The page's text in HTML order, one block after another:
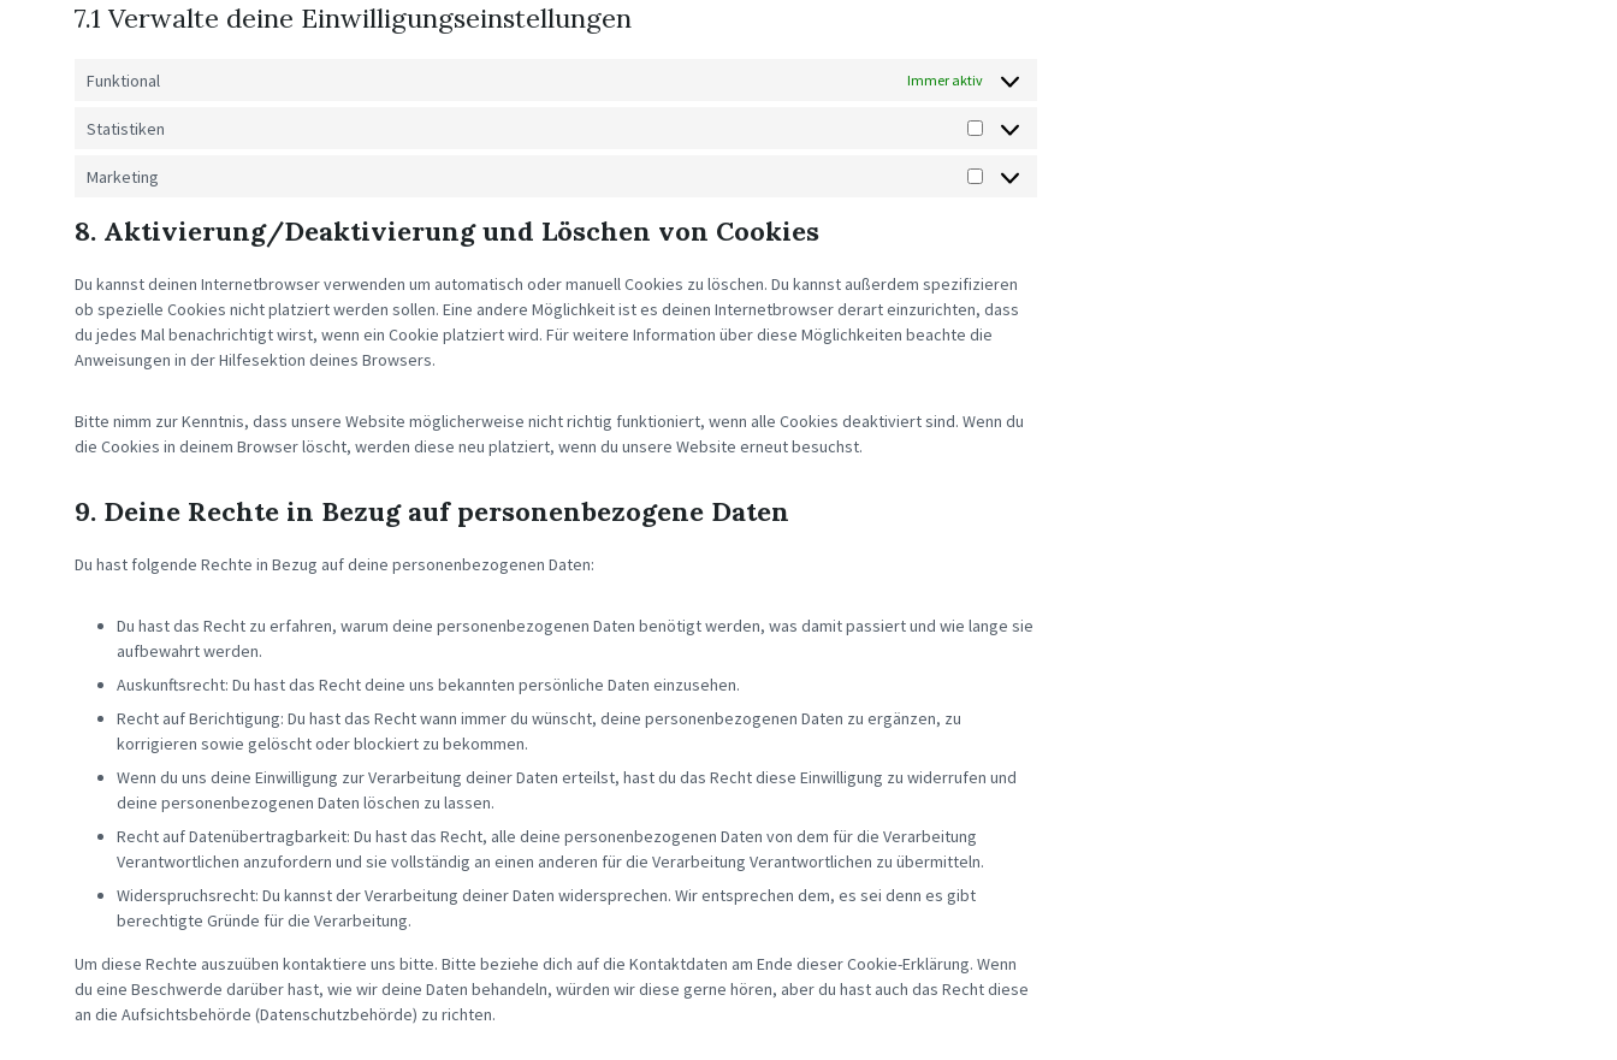
7.1 Verwalte deine Einwilligungseinstellungen
Funktional Immer aktiv
Statistiken STATISTIKEN
Marketing MARKETING
8. Aktivierung/Deaktivierung und Löschen von Cookies
Du kannst deinen Internetbrowser verwenden um automatisch oder manuell Cookies zu löschen. Du kannst außerdem spezifizieren
ob spezielle Cookies nicht platziert werden sollen. Eine andere Möglichkeit ist es deinen Internetbrowser derart einzurichten, dass
du jedes Mal benachrichtigt wirst, wenn ein Cookie platziert wird. Für weitere Information über diese Möglichkeiten beachte die
Anweisungen in der Hilfesektion deines Browsers.
Bitte nimm zur Kenntnis, dass unsere Website möglicherweise nicht richtig funktioniert, wenn alle Cookies deaktiviert sind. Wenn du
die Cookies in deinem Browser löscht, werden diese neu platziert, wenn du unsere Website erneut besuchst.
9. Deine Rechte in Bezug auf personenbezogene Daten
Du hast folgende Rechte in Bezug auf deine personenbezogenen Daten:
Du hast das Recht zu erfahren, warum deine personenbezogenen Daten benötigt werden, was damit passiert und wie lange sie
aufbewahrt werden.
Auskunftsrecht: Du hast das Recht deine uns bekannten persönliche Daten einzusehen.
Recht auf Berichtigung: Du hast das Recht wann immer du wünscht, deine personenbezogenen Daten zu ergänzen, zu
korrigieren sowie gelöscht oder blockiert zu bekommen.
Wenn du uns deine Einwilligung zur Verarbeitung deiner Daten erteilst, hast du das Recht diese Einwilligung zu widerrufen und
deine personenbezogenen Daten löschen zu lassen.
Recht auf Datenübertragbarkeit: Du hast das Recht, alle deine personenbezogenen Daten von dem für die Verarbeitung
Verantwortlichen anzufordern und sie vollständig an einen anderen für die Verarbeitung Verantwortlichen zu übermitteln.
Widerspruchsrecht: Du kannst der Verarbeitung deiner Daten widersprechen. Wir entsprechen dem, es sei denn es gibt
berechtigte Gründe für die Verarbeitung.
Um diese Rechte auszuüben kontaktiere uns bitte. Bitte beziehe dich auf die Kontaktdaten am Ende dieser Cookie-Erklärung. Wenn
du eine Beschwerde darüber hast, wie wir deine Daten behandeln, würden wir diese gerne hören, aber du hast auch das Recht diese
an die Aufsichtsbehörde (Datenschutzbehörde) zu richten.